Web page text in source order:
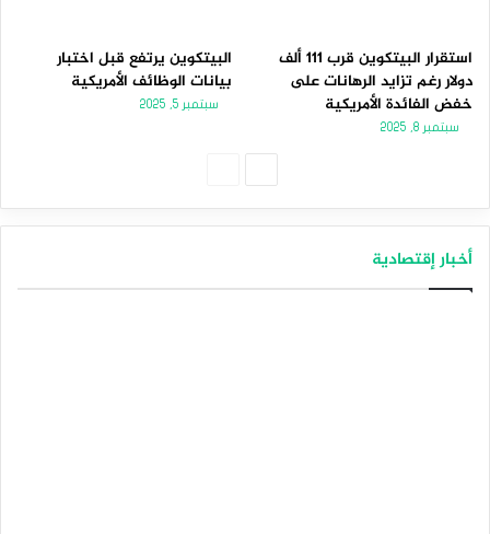
استقرار البيتكوين قرب 111 ألف
دولار رغم تزايد الرهانات على
خفض الفائدة الأمريكية
سبتمبر 8, 2025
البيتكوين يرتفع قبل اختبار
بيانات الوظائف الأمريكية
سبتمبر 5, 2025
أخبار إقتصادية